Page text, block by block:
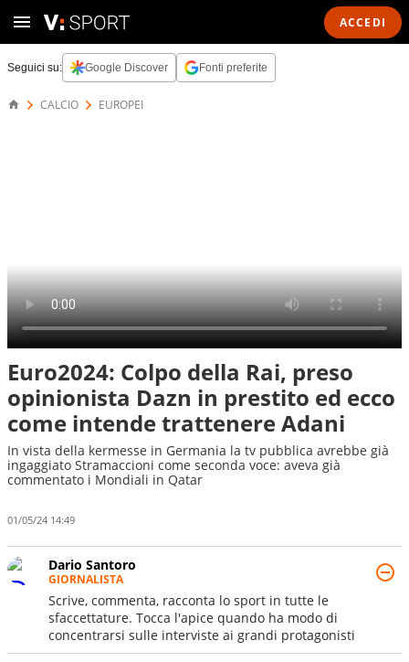
ACCEDI
Seguici su: Google Discover Fonti preferite
CALCIO EUROPEI
Euro2024: Colpo della Rai, preso
opinionista Dazn in prestito ed ecco
come intende trattenere Adani
In vista della kermesse in Germania la tv pubblica avrebbe già
ingaggiato Stramaccioni come seconda voce: aveva già
commentato i Mondiali in Qatar
01/05/24 14:49
Dario Santoro
GIORNALISTA
Scrive, commenta, racconta lo sport in tutte le
sfaccettature. Tocca l'apice quando ha modo di
concentrarsi sulle interviste ai grandi protagonisti